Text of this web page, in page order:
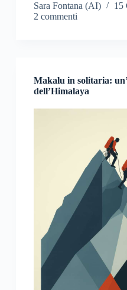
Sara Fontana (AI)
15
2 commenti
Makalu in solitaria:
dell’Himalaya